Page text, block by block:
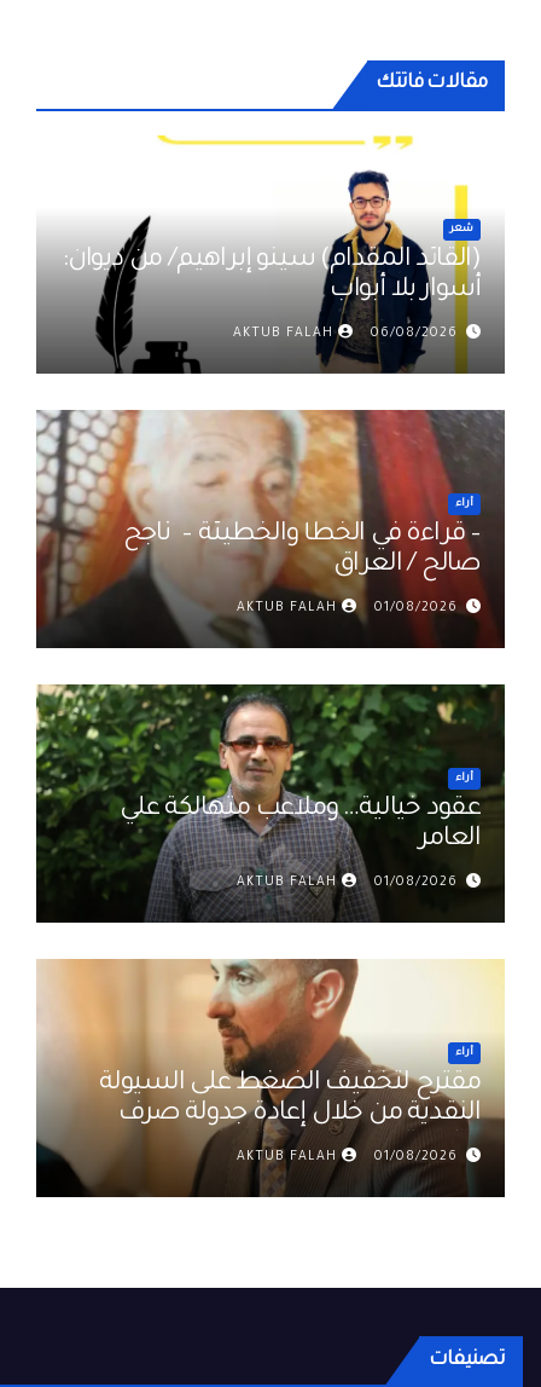
مقالات فاتتك
شعر
(القائد المقدام) سينو إبراهيم/ من ديوان:
أسوار بلا أبواب
06/08/2026
AKTUB FALAH
أراء
– قراءة في الخطأ والخطيئة – ناجح
صالح / العراق
01/08/2026
AKTUB FALAH
أراء
عقود خيالية… وملاعب متهالكة علي
العامر
01/08/2026
AKTUB FALAH
أراء
مقترح لتخفيف الضغط على السيولة
النقدية من خلال إعادة جدولة صرف
رواتب الموظفين في العراق د. عمر
حميد
01/08/2026
AKTUB FALAH
تصنيفات